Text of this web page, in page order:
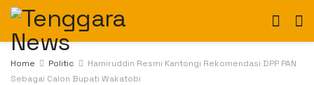
Home Politic
Hamiruddin Resmi Kantongi Rekomendasi DPP PAN
Sebagai Calon Bupati Wakatobi